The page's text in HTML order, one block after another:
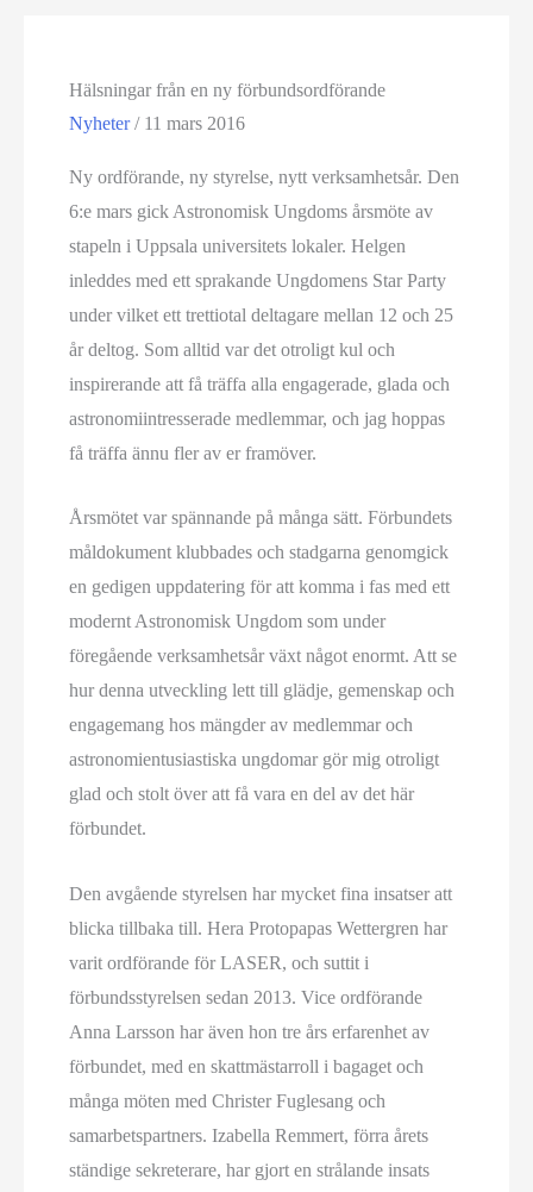
Hälsningar från en ny förbundsordförande
Nyheter/ 11 mars 2016
Ny ordförande, ny styrelse, nytt verksamhetsår. Den
6:e mars gick Astronomisk Ungdoms årsmöte av
stapeln i Uppsala universitets lokaler. Helgen
inleddes med ett sprakande Ungdomens Star Party
under vilket ett trettiotal deltagare mellan 12 och 25
år deltog. Som alltid var det otroligt kul och
inspirerande att få träffa alla engagerade, glada och
astronomiintresserade medlemmar, och jag hoppas
få träffa ännu fler av er framöver.
Årsmötet var spännande på många sätt. Förbundets
måldokument klubbades och stadgarna genomgick
en gedigen uppdatering för att komma i fas med ett
modernt Astronomisk Ungdom som under
föregående verksamhetsår växt något enormt. Att se
hur denna utveckling lett till glädje, gemenskap och
engagemang hos mängder av medlemmar och
astronomientusiastiska ungdomar gör mig otroligt
glad och stolt över att få vara en del av det här
förbundet.
Den avgående styrelsen har mycket fina insatser att
blicka tillbaka till. Hera Protopapas Wettergren har
varit ordförande för LASER, och suttit i
förbundsstyrelsen sedan 2013. Vice ordförande
Anna Larsson har även hon tre års erfarenhet av
förbundet, med en skattmästarroll i bagaget och
många möten med Christer Fuglesang och
samarbetspartners. Izabella Remmert, förra årets
ständige sekreterare, har gjort en strålande insats